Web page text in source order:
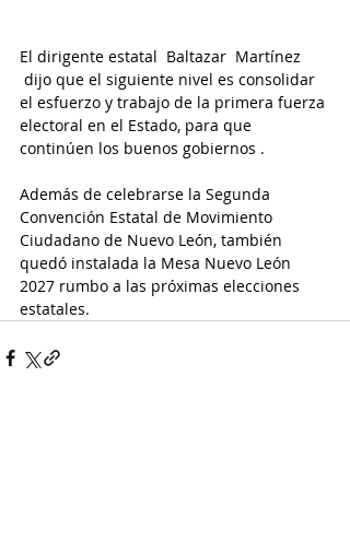
El dirigente estatal  Baltazar  Martínez
dijo que el siguiente nivel es consolidar
el esfuerzo y trabajo de la primera fuerza
electoral en el Estado, para que
continúen los buenos gobiernos .
Además de celebrarse la Segunda
Convención Estatal de Movimiento
Ciudadano de Nuevo León, también
quedó instalada la Mesa Nuevo León
2027 rumbo a las próximas elecciones
estatales.